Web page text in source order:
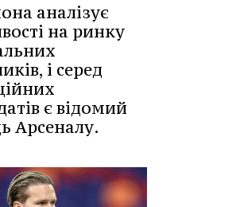
аналізує
на ринку
і серед
є відомий
Арсеналу.